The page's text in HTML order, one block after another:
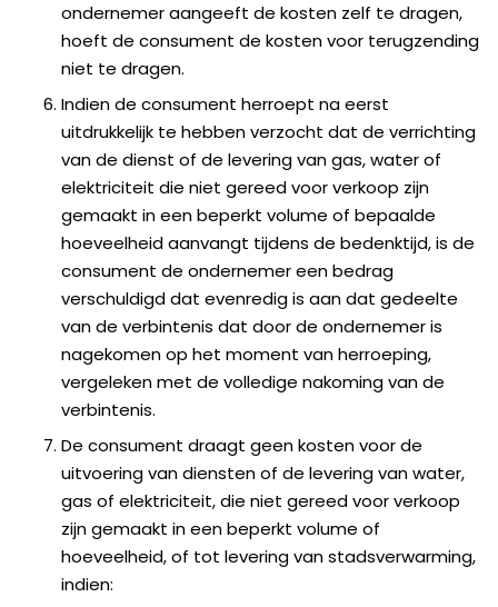
ondernemer aangeeft de kosten zelf te dragen,
hoeft de consument de kosten voor terugzending
niet te dragen.
Indien de consument herroept na eerst
uitdrukkelijk te hebben verzocht dat de verrichting
van de dienst of de levering van gas, water of
elektriciteit die niet gereed voor verkoop zijn
gemaakt in een beperkt volume of bepaalde
hoeveelheid aanvangt tijdens de bedenktijd, is de
consument de ondernemer een bedrag
verschuldigd dat evenredig is aan dat gedeelte
van de verbintenis dat door de ondernemer is
nagekomen op het moment van herroeping,
vergeleken met de volledige nakoming van de
verbintenis.
De consument draagt geen kosten voor de
uitvoering van diensten of de levering van water,
gas of elektriciteit, die niet gereed voor verkoop
zijn gemaakt in een beperkt volume of
hoeveelheid, of tot levering van stadsverwarming,
indien: